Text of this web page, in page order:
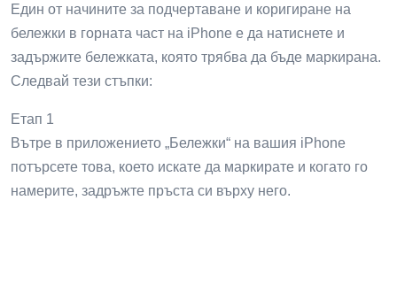
Един от начините за подчертаване и коригиране на
бележки в горната част на iPhone е да натиснете и
задържите бележката, която трябва да бъде маркирана.
Следвай тези стъпки:
Етап 1
Вътре в приложението „Бележки“ на вашия iPhone
потърсете това, което искате да маркирате и когато го
намерите, задръжте пръста си върху него.